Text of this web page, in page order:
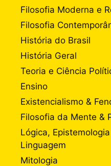
Filosofia Moderna e
Filosofia
História do Brasil
História Geral
Teoria e Ciência
Ensino
Existencialismo &
Filosofia da Mente &
Lógica,
Linguagem
Mitologia